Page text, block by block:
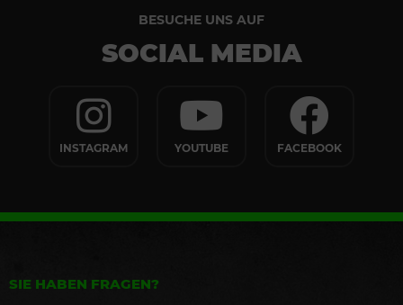
BESUCHE UNS AUF
SOCIAL MEDIA
INSTAGRAM YOUTUBE FACEBOOK
SIE HABEN FRAGEN?